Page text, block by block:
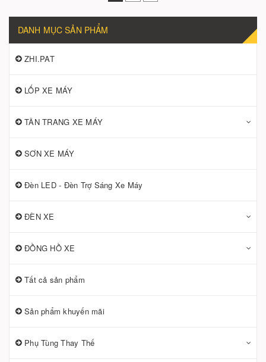
DANH MỤC SẢN PHẨM
ZHI.PAT
LỐP XE MÁY
TÂN TRANG XE MÁY
SƠN XE MÁY
Đèn LED - Đèn Trợ Sáng Xe Máy
ĐÈN XE
ĐỒNG HỒ XE
Tất cả sản phẩm
Sản phẩm khuyến mãi
Phụ Tùng Thay Thế